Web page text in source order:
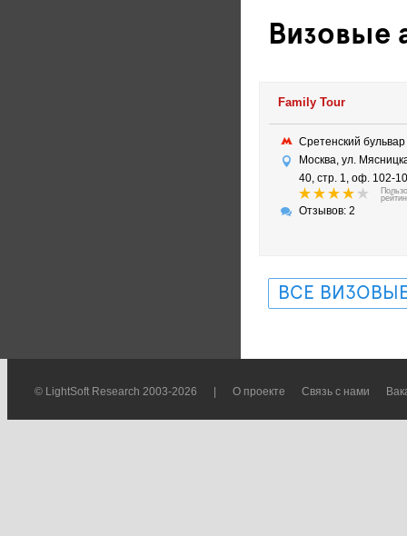
Визовые
Family Tour
Сретенский
Москва, ул.
40, стр. 1, оф. 102-
Отзывов: 2
ВСЕ
© LightSoft Research 2003-2026 О проекте Связь с нами